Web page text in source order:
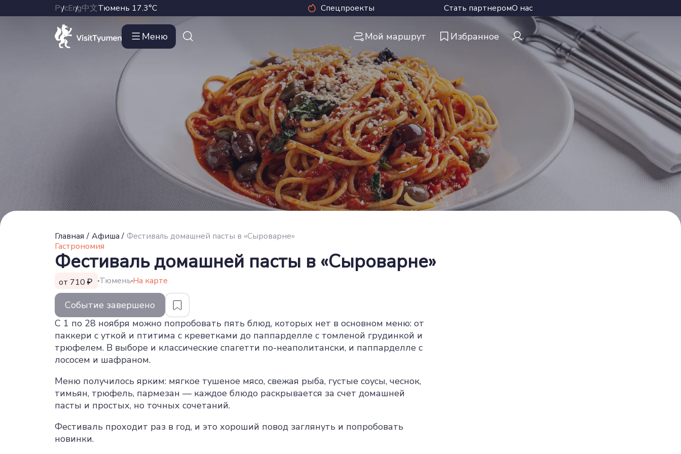
РусEng中文Тюмень 17.3°C Спецпроекты Стать партнеромО нас
Меню Мой маршрут Избранное
Главная / Афиша / Фестиваль домашней пасты в «Сыроварне»
Гастрономия
Фестиваль домашней пасты в «Сыроварне»
от 710 ТюменьНа карте
Событие завершено
С 1 по 28 ноября можно попробовать пять блюд, которых нет в основном меню: от
паккери с уткой и птитима с креветками до паппарделле с томленой грудинкой и
трюфелем. В выборе и классические спагетти по-неаполитански, и паппарделле с
лососем и шафраном.
Меню получилось ярким: мягкое тушеное мясо, свежая рыба, густые соусы, чеснок,
тимьян, трюфель, пармезан — каждое блюдо раскрывается за счет домашней
пасты и простых, но точных сочетаний.
Фестиваль проходит раз в год, и это хороший повод заглянуть и попробовать
новинки.